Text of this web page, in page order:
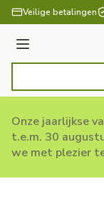
Ga naar de inhoud
Veilige betalingen
Menu
Onze jaarlijkse
t.e.m. 30
we met plezier